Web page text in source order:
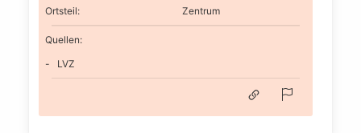
Ortsteil: Zentrum
Quellen:
LVZ